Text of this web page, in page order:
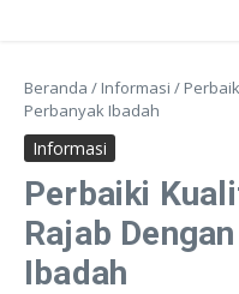
Beranda / Informasi /
Perbanyak Ibadah
Informasi
Perbaiki
Rajab
Ibadah